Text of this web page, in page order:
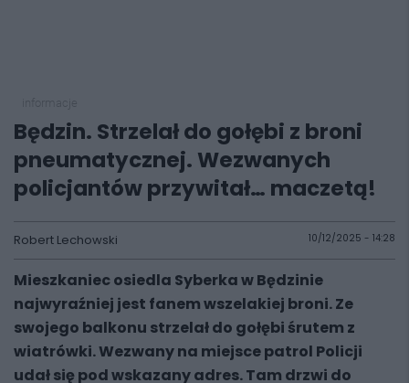
Będzin. Strzelał do gołębi z broni
pneumatycznej. Wezwanych
policjantów przywitał… maczetą!
Robert Lechowski 10/12/2025 - 14:28
Mieszkaniec osiedla Syberka w Będzinie
najwyraźniej jest fanem wszelakiej broni. Ze
swojego balkonu strzelał do gołębi śrutem z
wiatrówki. Wezwany na miejsce patrol Policji
udał się pod wskazany adres. Tam drzwi do